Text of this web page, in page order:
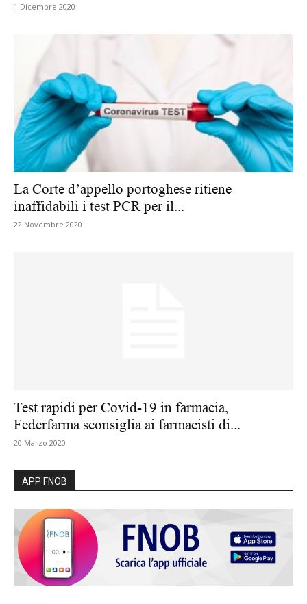
1 Dicembre 2020
La Corte d’appello portoghese ritiene
inaffidabili i test PCR per il...
22 Novembre 2020
Test rapidi per Covid-19 in farmacia,
Federfarma sconsiglia ai farmacisti di...
20 Marzo 2020
APP FNOB